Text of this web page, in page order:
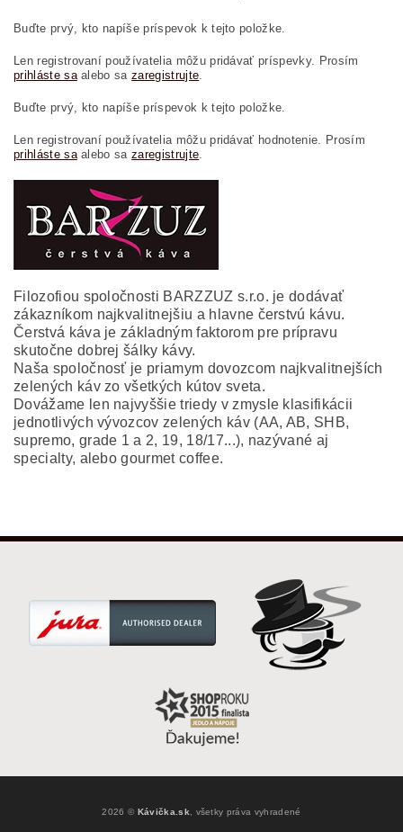
Buďte prvý, kto napíše príspevok k tejto položke.
Len registrovaní používatelia môžu pridávať príspevky. Prosím
prihláste saalebo sazaregistrujte.
Buďte prvý, kto napíše príspevok k tejto položke.
Len registrovaní používatelia môžu pridávať hodnotenie. Prosím
prihláste saalebo sazaregistrujte.
Filozofiou spoločnosti BARZZUZ s.r.o. je dodávať
zákazníkom najkvalitnejšiu a hlavne čerstvú kávu.
Čerstvá káva je základným faktorom pre prípravu
skutočne dobrej šálky kávy.
Naša spoločnosť je priamym dovozcom najkvalitnejších
zelených káv zo všetkých kútov sveta.
Dovážame len najvyššie triedy v zmysle klasifikácii
jednotlivých vývozcov zelených káv (AA, AB, SHB,
supremo, grade 1 a 2, 19, 18/17...), nazývané aj
specialty, alebo gourmet coffee.
2026 © Kávička.sk , všetky práva vyhradené